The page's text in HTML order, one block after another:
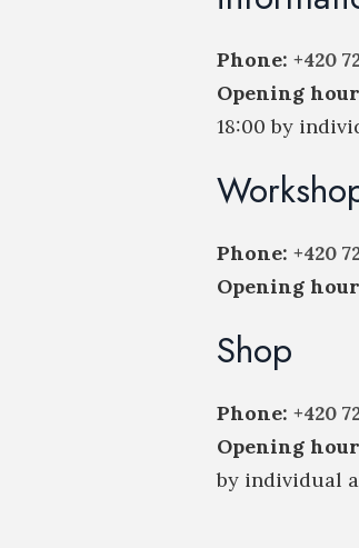
Phone: +420
Opening
18:00 by
Phone: +420
Opening
Shop
Phone: +420
Opening
by individual